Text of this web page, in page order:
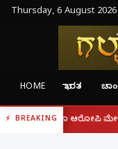
Thursday, 6 August 2026
HOME ಭಾರತ
BREAKING
ಆರೋಪಿ ಮೇಲಿನ ಪೋಕ್ಸೋ